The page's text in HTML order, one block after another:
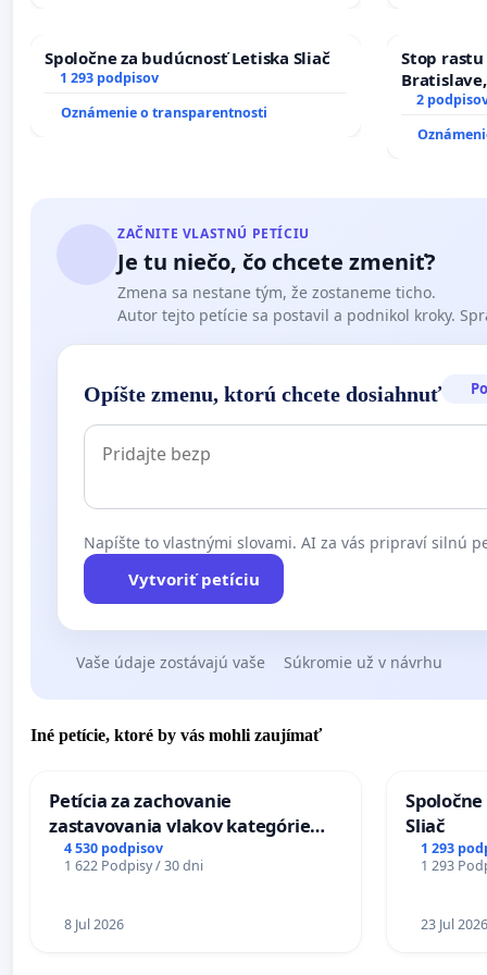
Martin Šútovec, karikaturista
Ondrej Šulaj, scenárista a režisér, predseda Výboru LITA
Mirka Brezovská, prekladateľka a textárka,
Dušan Dušek, spisovateľ, člen Výboru LITA
Eva Borušovičová, režisérka, členka Výboru LITA
Elena Flašková, autorka prekladov umeleckej literatúry,
Judita Csáderová, fotografka, pedagogička ŠUP, členka
Veronika Rácová, literárna vedkyňa a vysokoškolská
Marek Leščák, scenárista, člen Výboru LITA
Peter Šulej, spisovateľ
Martin Šulík, režisér, scenárista, producent
Miloslav Luther, režisér, scenárista, producent
Dušan Trančík, režisér
Juraj Nvota, režisér
Dorota Holubová, fotografka
Zuzana Husárová, poetka a pedagogička
Peter Nagy, scenárista
Spoločne za budúcnosť Letiska Sliač
1 293 podpisov
Oznámenie o transparentnosti
Stop
2
ZAČNITE VLASTNÚ PETÍCIU
Je tu niečo, čo chcete zmeniť?
Zmena sa nestane tým, že zostaneme ticho.
Autor tejto petície sa postavil a podnikol kroky.
Opíšte zmenu, ktorú chcete dosiahnuť
Napíšte to vlastnými slovami. AI za vás pripraví silnú
Vytvoriť petíciu
Vaše údaje zostávajú vaše Súkromie už v návrhu
Iné petície, ktoré by vás mohli zaujímať
Petícia za zachovanie
zastavovania vlakov kategórie
Expres (Ex) TATRAN v železničnej
stanici Púchov
4 530 podpisov
1 622 Podpisy / 30 dni
8 Jul 2026
Sliač
1 293
1 293
23 Jul 2026